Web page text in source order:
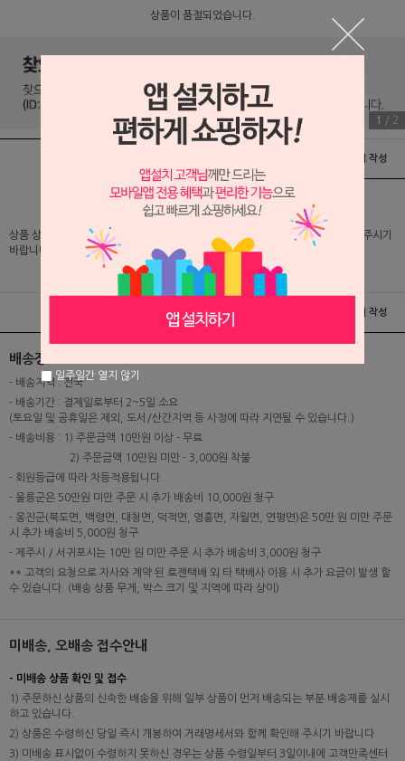
상품이 품절되었습니다.
1 / 2
상품후기 및 평가서 작성
상품 상세 설명 및 실제 구매 가격은 로그인 후 확인 가능하오니 반드시 로그인해 주시기
바랍니다.
배송 및 교환/반품안내 상품후기 및 평가서 작성
배송정보
- 배송지역 : 전국
- 배송기간 : 결제일로부터 2~5일 소요
(토요일 및 공휴일은 제외, 도서/산간지역 등 사정에 따라 지연될 수 있습니다.)
- 배송비용 : 1) 주문금액 10만원 이상 - 무료
2) 주문금액 10만원 미만 - 3,000원 착불
- 회원등급에 따라 차등적용됩니다.
- 울릉군은 50만원 미만 주문 시 추가 배송비 10,000원 청구
- 옹진군(북도면, 백령면, 대청면, 덕적면, 영흥면, 자월면, 연평면)은 50만 원 미만 주문
시 추가 배송비 5,000원 청구
- 제주시 / 서귀포시는 10만 원 미만 주문 시 추가 배송비 3,000원 청구
** 고객의 요청으로 자사와 계약 된 로젠택배 외 타 택배사 이용 시 추가 요금이 발생 할
수 있습니다. (배송 상품 무게, 박스 크기 및 지역에 따라 상이)
미배송, 오배송 접수안내
- 미배송 상품 확인 및 접수
1) 주문하신 상품의 신속한 배송을 위해 일부 상품이 먼저 배송되는 부분 배송제를 실시
하고 있습니다.
2) 상품은 수령하신 당일 즉시 개봉하여 거래명세서와 함께 확인해 주시기 바랍니다.
3) 미배송 표시없이 수령하지 못하신 경우는 상품 수령일부터 3일이내에 고객만족센터
일주일간 열지 않기